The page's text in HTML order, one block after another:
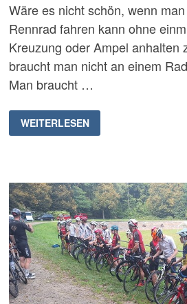
Wäre es nicht schön, wenn
Rennrad fahren kann ohne
Kreuzung oder Ampel anhalten
braucht man nicht an einem
Man braucht …
OFFENES
TRAINING
AUF
WEITERLESEN